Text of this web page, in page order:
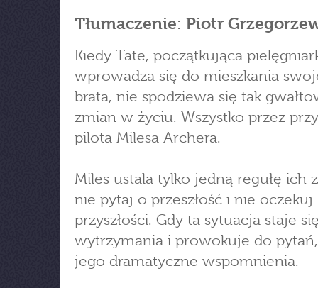
Tłumaczenie: Piotr
Kiedy Tate, początkująca
wprowadza się do mieszkania
brata, nie spodziewa się tak
zmian w życiu. Wszystko przez
pilota Milesa Archera.
Miles ustala tylko jedną regułę ich
nie pytaj o przeszłość i nie oczekuj
przyszłości. Gdy ta sytuacja staje
wytrzymania i prowokuje do
jego dramatyczne wspomnienia.